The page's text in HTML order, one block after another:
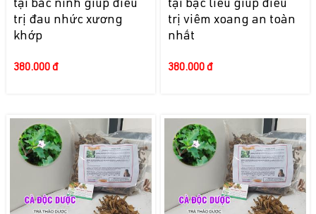
tại bắc ninh giúp điều
trị đau nhức xương
khớp
380.000 đ
tại bạc liêu giúp điều
trị viêm xoang an toàn
nhất
380.000 đ